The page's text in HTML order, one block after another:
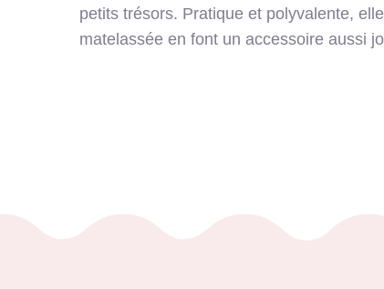
petits trésors. Pratique et polyvalente,
matelassée en font un accessoire aussi